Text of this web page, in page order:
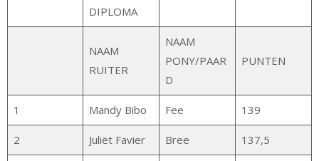
DIPLOMA
NAAM
RUITER
NAAM
PONY/PAAR
D
PUNTEN
1 Mandy Bibo Fee 139
2 Juliët Favier Bree 137,5